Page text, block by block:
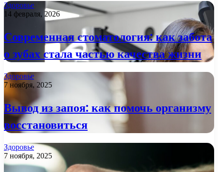
Здоровье
14 февраля, 2026
Современная стоматология: как забота
о зубах стала частью качества жизни
Здоровье
7 ноября, 2025
Вывод из запоя: как помочь организму
восстановиться
Здоровье
7 ноября, 2025